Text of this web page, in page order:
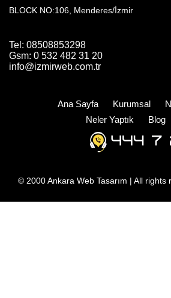
BLOCK NO:106, Menderes/İzmir
Tel: 08508853298
Gsm: 0 532 482 31 20
info@izmirweb.com.tr
Ana Sayfa Kurumsal
Neler Yaptık
Blog
© 2000Ankara Web Tasarım | All rights